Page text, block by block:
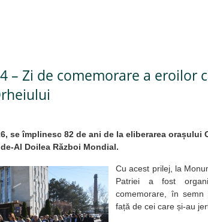
– Zi de comemorare a eroilor
se împlinesc 82 de ani de la eliberarea
Al Doilea Război Mondial.
Cu acest prilej, la
Patriei a fost
comemorare, în
față de cei care și-au